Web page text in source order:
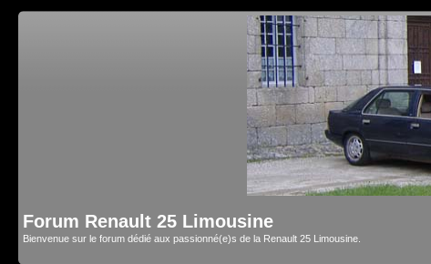
Forum Renault 25 Limousine
Bienvenue sur le forum dédié aux passionné(e)s de la Renault 25 Limousine.